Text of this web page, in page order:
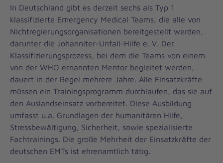
In Deutschland gibt es derzeit sechs als Typ 1
klassifizierte Emergency Medical Teams, die alle von
Nichtregierungsorganisationen bereitgestellt werden,
darunter die Johanniter-Unfall-Hilfe e. V. Der
Klassifizierungsprozess, bei dem die Teams von einem
von der WHO ernannten Mentor begleitet werden,
dauert in der Regel mehrere Jahre. Alle Einsatzkräfte
müssen ein Trainingsprogramm durchlaufen, das sie auf
den Auslandseinsatz vorbereitet. Diese Ausbildung
umfasst u.a. Grundlagen der humanitären Hilfe,
Stressbewältigung, Sicherheit, sowie spezialisierte
Fachtrainings. Die große Mehrheit der Einsatzkräfte der
deutschen EMTs ist ehrenamtlich tätig.